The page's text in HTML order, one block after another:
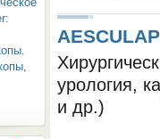
AESCULAP
урология,
и др.)